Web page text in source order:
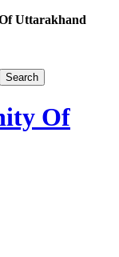
Uttarakhand
Of